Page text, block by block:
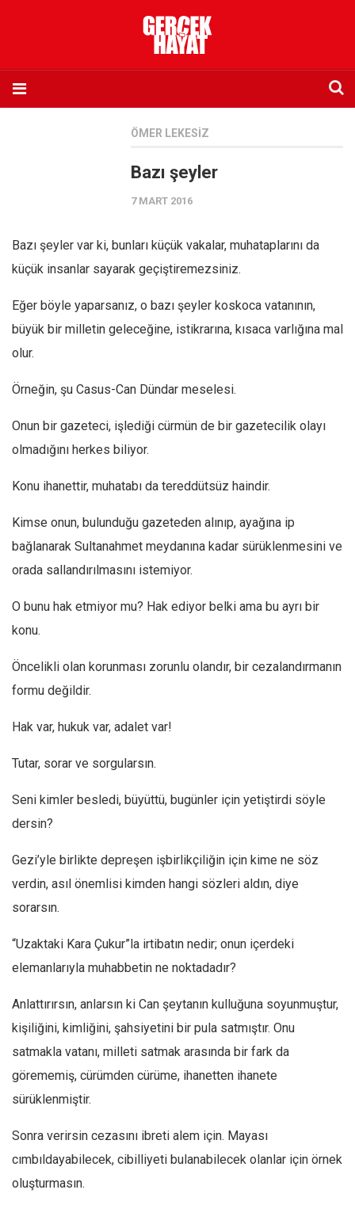
Sosyal Medya
Twitter
Instagram
Editörden
Mahmut Toptaş
Yvonne Ridley
Barış Tarımcıoğlu
Ömer Kayani
Leyla Şerif Emin
Mehmet Ali Tekin
Abir E. Nahas
» Yazar arşivi
Bu Sayı
Kategoriler
Kitap
Karisi kitap sualleri
7 soruda bu hafta
Ekonomi
Manzara
Sağlık
Gıda-Beslenme
ÖMER LEKESIZ
Bazı şeyler
7 MART 2016
Bazı şeyler var ki, bunları küçük vakalar, muhataplarını da
küçük insanlar sayarak geçiştiremezsiniz.
Eğer böyle yaparsanız, o bazı şeyler koskoca vatanının,
büyük bir milletin geleceğine, istikrarına, kısaca varlığına mal
olur.
Örneğin, şu Casus-Can Dündar meselesi.
Onun bir gazeteci, işlediği cürmün de bir gazetecilik olayı
olmadığını herkes biliyor.
Konu ihanettir, muhatabı da tereddütsüz haindir.
Kimse onun, bulunduğu gazeteden alınıp, ayağına ip
bağlanarak Sultanahmet meydanına kadar sürüklenmesini ve
orada sallandırılmasını istemiyor.
O bunu hak etmiyor mu? Hak ediyor belki ama bu ayrı bir
konu.
Öncelikli olan korunması zorunlu olandır, bir cezalandırmanın
formu değildir.
Hak var, hukuk var, adalet var!
Tutar, sorar ve sorgularsın.
Seni kimler besledi, büyüttü, bugünler için yetiştirdi söyle
dersin?
Gezi’yle birlikte depreşen işbirlikçiliğin için kime ne söz
verdin, asıl önemlisi kimden hangi sözleri aldın, diye
sorarsın.
“Uzaktaki Kara Çukur”la irtibatın nedir; onun içerdeki
elemanlarıyla muhabbetin ne noktadadır?
Anlattırırsın, anlarsın ki Can şeytanın kulluğuna soyunmuştur,
kişiliğini, kimliğini, şahsiyetini bir pula satmıştır. Onu
satmakla vatanı, milleti satmak arasında bir fark da
görememiş, cürümden cürüme, ihanetten ihanete
sürüklenmiştir.
Sonra verirsin cezasını ibreti alem için. Mayası
cımbıldayabilecek, cibilliyeti bulanabilecek olanlar için örnek
oluşturmasın.